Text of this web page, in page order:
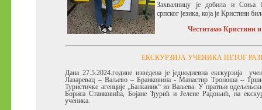
Захвалницу је добила и Соња
српског језика, која је Кристини
Честитамо Кристини
ЕКСКУРЗИЈА УЧЕНИКА ПЕТОГ
Дана27.5.2024.године изведена је једнодневна екскурзија
Лазаревац – Ваљево – Бранковина - Манастир Троноша –
Туристичке агенције „Балканик“ из Ваљева. У пратњи
Бориса Станковића, Бојане Ђурић и Јелене Радоњић, на
ученика.